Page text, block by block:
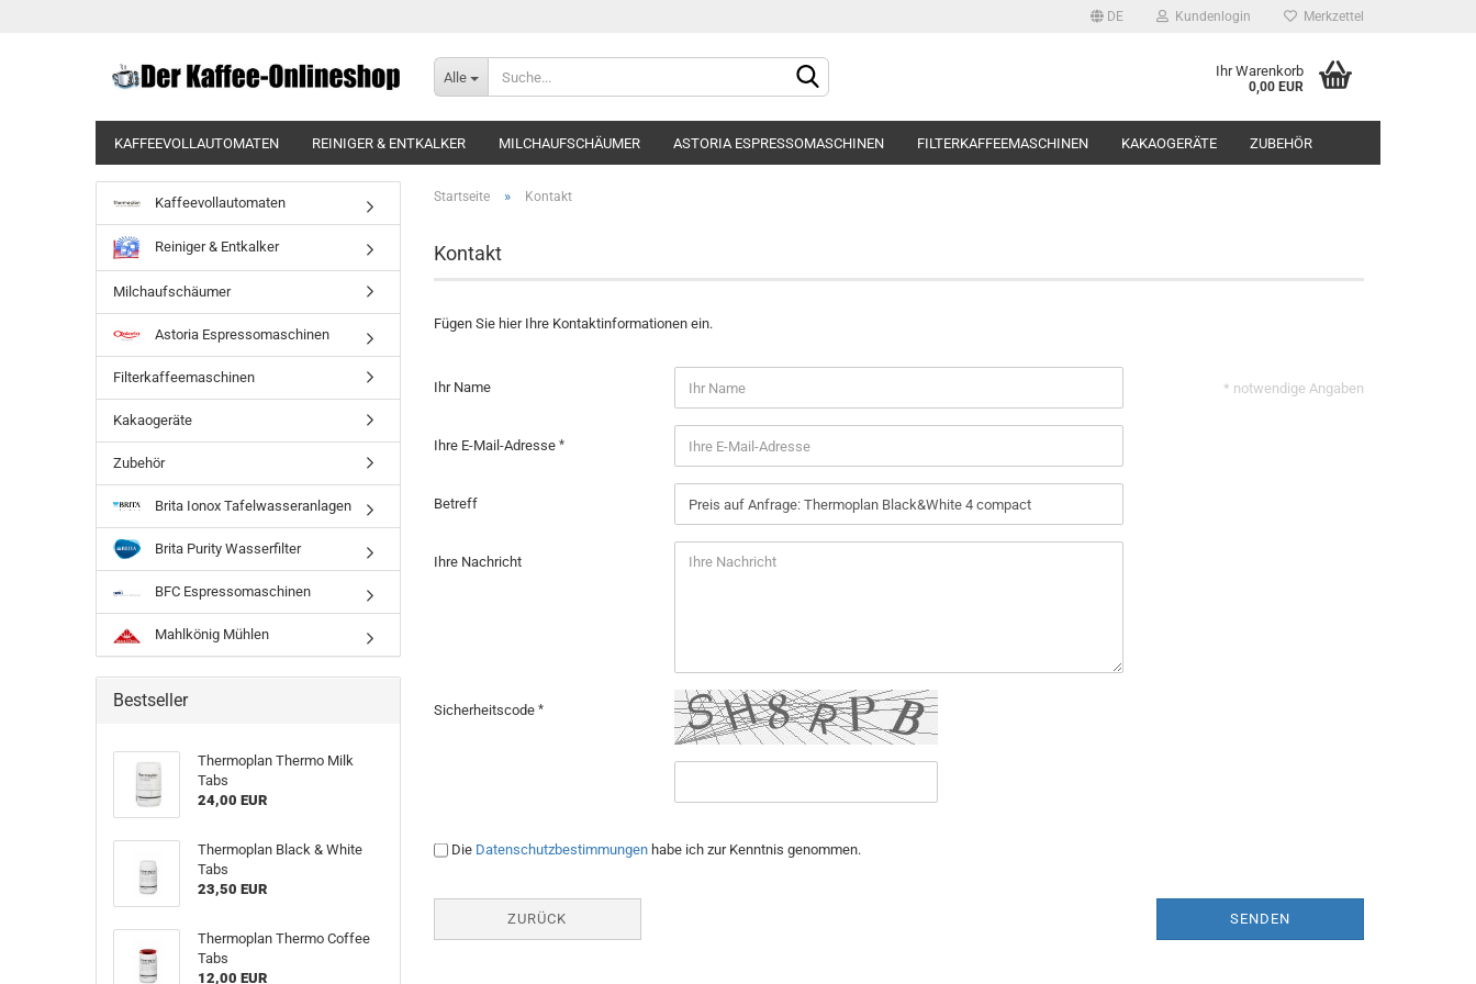
DE
Lieferland
Kundenlogin Merkzettel
Alle Ihr Warenkorb
0,00 EUR
KAFFEEVOLLAUTOMATEN REINIGER & ENTKALKER MILCHAUFSCHÄUMER ASTORIA ESPRESSOMASCHINEN FILTERKAFFEEMASCHINEN KAKAOGERÄTE ZUBEHÖR
BRITA IONOX TAFELWASSERANLAGEN BRITA PURITY WASSERFILTER
Startseite » Kontakt
Kontakt
Fügen Sie hier Ihre Kontaktinformationen ein.
Ihr Name
Ihre E-Mail-Adresse
Betreff
Ihre Nachricht
Sicherheitscode
Die Datenschutzbestimmungenhabe ich zur Kenntnis genommen.
ZURÜCK SENDEN
* notwendige Angaben
Kaffeevollautomaten
Reiniger & Entkalker
Milchaufschäumer
Astoria Espressomaschinen
Filterkaffeemaschinen
Kakaogeräte
Zubehör
Brita Ionox Tafelwasseranlagen
Brita Purity Wasserfilter
BFC Espressomaschinen
Mahlkönig Mühlen
Bestseller
Thermoplan Thermo Milk
Tabs
24,00 EUR
Thermoplan Black & White
Tabs
23,50 EUR
Thermoplan Thermo Coffee
Tabs
12,00 EUR